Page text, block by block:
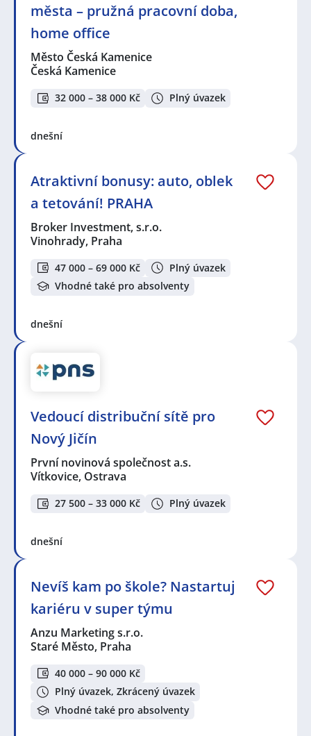
města – pružná pracovní doba,
home office
Město Česká Kamenice
Česká Kamenice
32 000 – 38 000 Kč Plný úvazek
dnešní
Atraktivní bonusy: auto, oblek
a tetování! PRAHA
Broker Investment, s.r.o.
Vinohrady, Praha
47 000 – 69 000 Kč
Plný úvazek
Vhodné také pro absolventy
dnešní
Vedoucí distribuční sítě pro
Nový Jičín
První novinová společnost a.s.
Vítkovice, Ostrava
27 500 – 33 000 Kč Plný úvazek
dnešní
Nevíš kam po škole? Nastartuj
kariéru v super týmu
Anzu Marketing s.r.o.
Staré Město, Praha
40 000 – 90 000 Kč
Plný úvazek, Zkrácený úvazek
Vhodné také pro absolventy